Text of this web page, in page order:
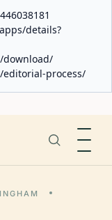
details?
download/
process/